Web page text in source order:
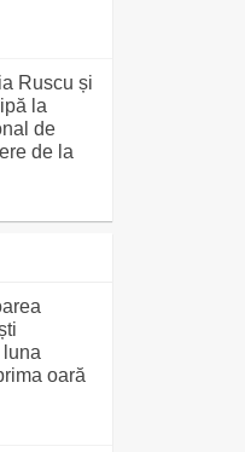
Ruscu și
la
de
de la
luna
oară